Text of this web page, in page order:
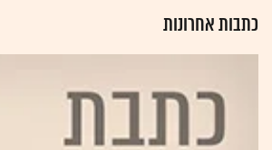
כתבות אחרונות